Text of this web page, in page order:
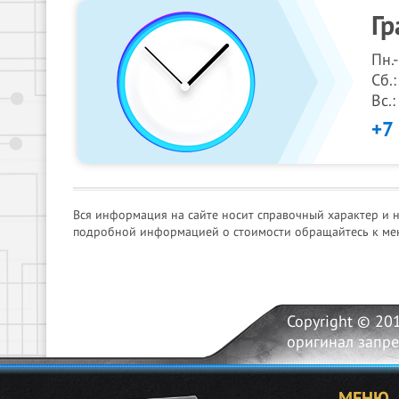
Вся информация на сайте носит справочный характер и
подробной информацией о стоимости обращайтесь к
Copyright ©
оригинал